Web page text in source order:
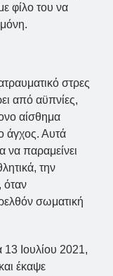
φίλο του να
στρες
από αϋπνίες,
αίσθημα
άγχος. Αυτά
παραμείνει
την
όταν
σωματική
13 Ιουλίου 2021,
έκαψε